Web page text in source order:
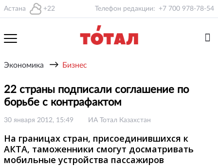
Астана +22 Телефон редакции: +7 700 978-78-54
Экономика → Бизнес
22 страны подписали соглашение по
борьбе с контрафактом
30 января 2012, 15:49 ИА Тотал Казахстан
На границах стран, присоединившихся к
АКТА, таможенники смогут досматривать
мобильные устройства пассажиров